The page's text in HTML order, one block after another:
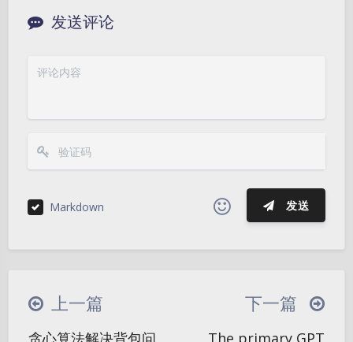
发送评论
Markdown 发送
|´・ω・)ノ ヾ(≧∇≦*)ゝ
(☆ω☆)
∠( ᐛ 」∠)＿
୧(๑•̀⌄•́๑)૭
(ノ°ο°)ノ
上一篇
贪心算法解决背包问
下一篇
The primary GPT